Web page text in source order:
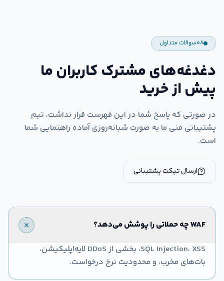
۰۸سوالات متداول
دغدغه‌های مشترک کاربران ما
پیش از خرید
در صورتی که پاسخ شما در این فهرست قرار نداشت، تیم
پشتیبانی فنی ما به صورت شبانه‌روزی آماده راهنمایی شما
است.
ارسال تیکت پشتیبانی
WAF چه حملاتی را پوشش می‌دهد؟
SQL Injection، XSS، بخشی از DDoS لایه‌اپلیکیشن،
بات‌های مخرب، و محدودیت نرخ درخواست.